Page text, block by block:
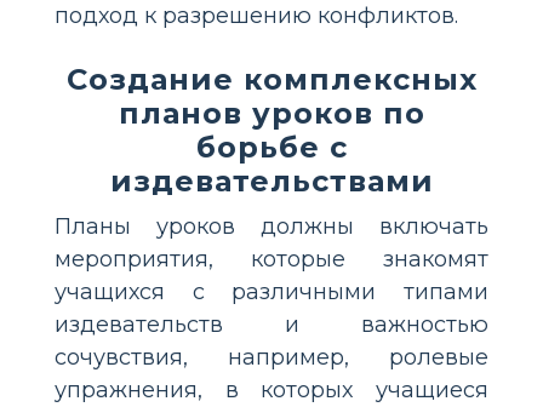
подход к разрешению конфликтов.
Создание комплексных
планов уроков по
борьбе с
издевательствами
Планы уроков должны включать
мероприятия, которые знакомят
учащихся с различными типами
издевательств и важностью
сочувствия, например, ролевые
упражнения, в которых учащиеся